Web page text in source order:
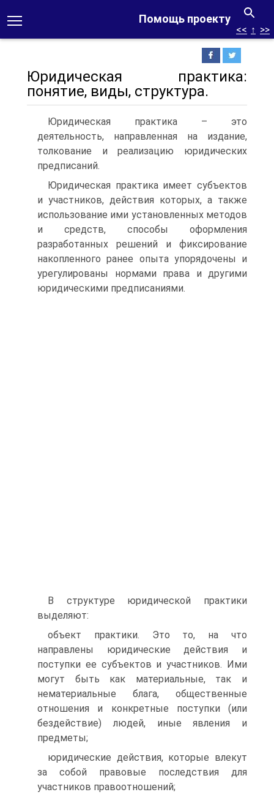
Помощь проекту
<< ↑ >>
Юридическая практика:
понятие, виды, структура.
Юридическая практика – это
деятельность, направленная на издание,
толкование и реализацию юридических
предписаний.
Юридическая практика имеет субъектов
и участников, действия которых, а также
использование ими установленных методов
и средств, способы оформления
разработанных решений и фиксирование
накопленного ранее опыта упорядочены и
урегулированы нормами права и другими
юридическими предписаниями.
В структуре юридической практики
выделяют:
объект практики. Это то, на что
направлены юридические действия и
поступки ее субъектов и участников. Ими
могут быть как материальные, так и
нематериальные блага, общественные
отношения и конкретные поступки (или
бездействие) людей, иные явления и
предметы;
юридические действия, которые влекут
за собой правовые последствия для
участников правоотношений;